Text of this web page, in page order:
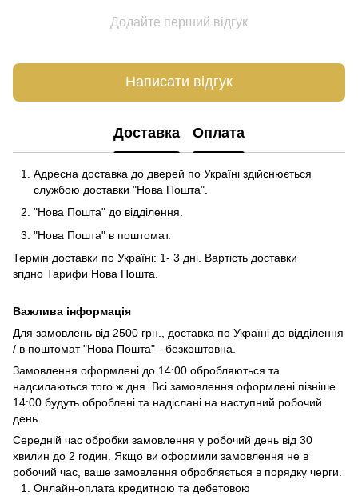
Додайте перший відгук
Написати відгук
Доставка Оплата
Адресна доставка до дверей по Україні здійснюється
службою доставки "Нова Пошта".
"Нова Пошта" до відділення.
"Нова Пошта" в поштомат.
Термін доставки по Україні: 1- 3 дні. Вартість доставки
згідно Тарифи Нова Пошта
Важлива інформація
Для замовлень від 2500 грн., доставка по Україні до відділення
/ в поштомат "Нова Пошта" - безкоштовна.
Замовлення оформлені до 14:00 обробляються та
надсилаються того ж дня. Всі замовлення оформлені пізніше
14:00 будуть оброблені та надіслані на наступний робочий
день.
Середній час обробки замовлення у робочий день від 30
хвилин до 2 годин. Якщо ви оформили замовлення не в
робочий час, ваше замовлення обробляється в порядку черги.
Онлайн-оплата кредитною та дебетовою